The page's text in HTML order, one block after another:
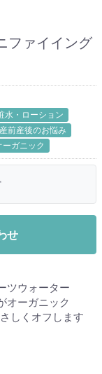
ファイイング
水・ローション
産前産後のお悩み
ガニック
せ
ツウォーター
オーガニック
しくオフします